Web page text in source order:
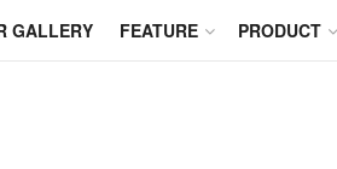
GALLERY FEATURE PRODUCT